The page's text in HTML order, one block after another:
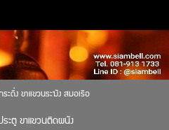
ะดิ่ง ขาแขวนระฆัง สมอเรือ
ระตู ขาแขวนติดผนัง